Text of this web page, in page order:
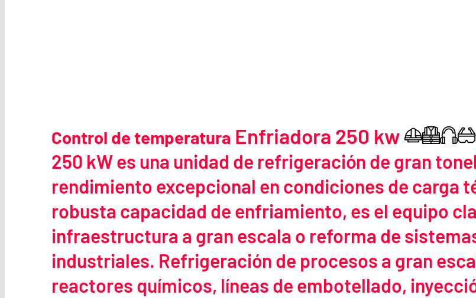
Control de temperatura Enfriadora 250 kw
250 kW es una unidad de refrigeración de gran
rendimiento excepcional en condiciones de carga
robusta capacidad de enfriamiento, es el equipo
infraestructura a gran escala o reforma de
industriales. Refrigeración de procesos a gran
reactores químicos, líneas de embotellado,